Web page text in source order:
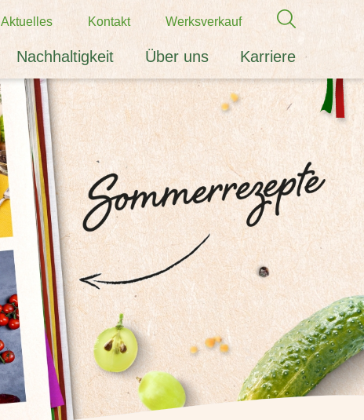
Aktuelles Kontakt Werksverkauf
Nachhaltigkeit Über uns Karriere